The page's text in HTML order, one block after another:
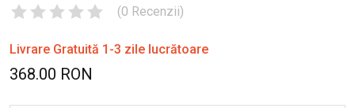
(0 Recenzii)
Livrare Gratuită 1-3 zile lucrătoare
368.00 RON